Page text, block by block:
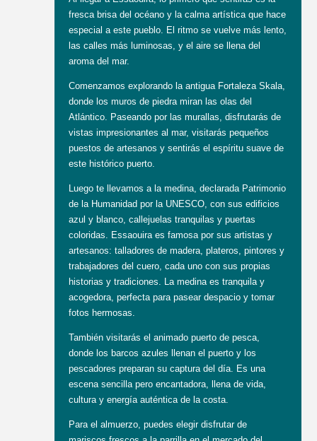
fresca brisa del océano y la calma artística que hace
especial a este pueblo. El ritmo se vuelve más lento,
las calles más luminosas, y el aire se llena del
aroma del mar.
Comenzamos explorando la antigua Fortaleza Skala,
donde los muros de piedra miran las olas del
Atlántico. Paseando por las murallas, disfrutarás de
vistas impresionantes al mar, visitarás pequeños
puestos de artesanos y sentirás el espíritu suave de
este histórico puerto.
Luego te llevamos a la medina, declarada Patrimonio
de la Humanidad por la UNESCO, con sus edificios
azul y blanco, callejuelas tranquilas y puertas
coloridas. Essaouira es famosa por sus artistas y
artesanos: talladores de madera, plateros, pintores y
trabajadores del cuero, cada uno con sus propias
historias y tradiciones. La medina es tranquila y
acogedora, perfecta para pasear despacio y tomar
fotos hermosas.
También visitarás el animado puerto de pesca,
donde los barcos azules llenan el puerto y los
pescadores preparan su captura del día. Es una
escena sencilla pero encantadora, llena de vida,
cultura y energía auténtica de la costa.
Para el almuerzo, puedes elegir disfrutar de